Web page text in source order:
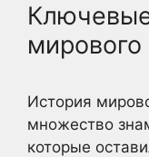
мирового
История
множество
которые